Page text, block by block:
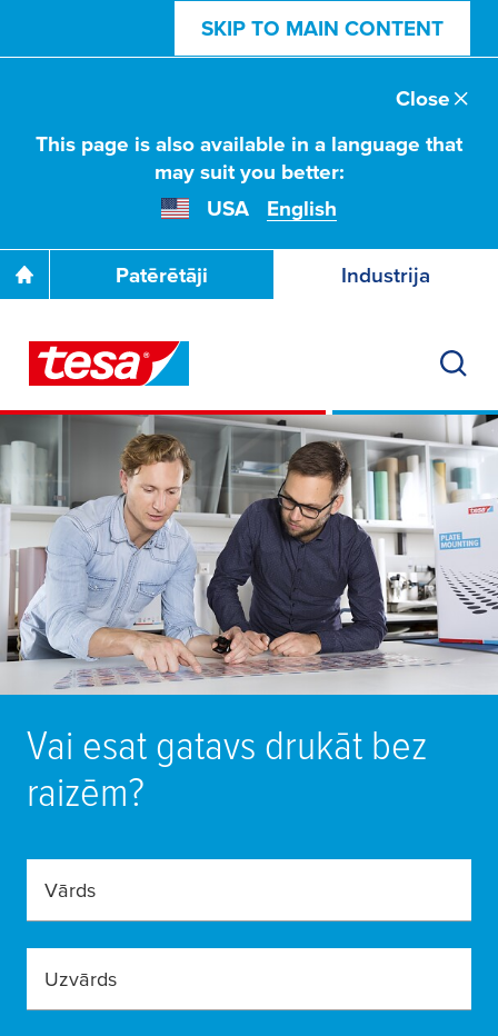
SKIP TO MAIN CONTENT
This page is also available in a language that
may suit you better:
USA
English
Close
Patērētāji Industrija
Vai esat gatavs drukāt bez
raizēm?
Vārds
Uzvārds